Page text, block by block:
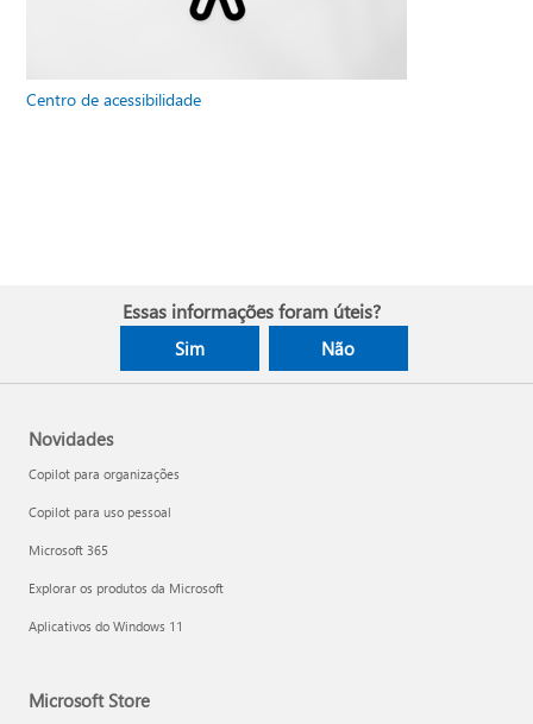
Centro de acessibilidade
Essas informações foram úteis?
Sim Não
Novidades
Copilot para organizações
Copilot para uso pessoal
Microsoft 365
Explorar os produtos da Microsoft
Aplicativos do Windows 11
Microsoft Store